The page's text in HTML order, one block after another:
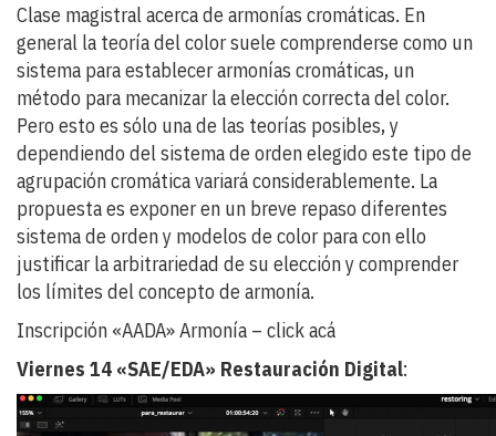
Clase magistral acerca de armonías cromáticas. En
general la teoría del color suele comprenderse como un
sistema para establecer armonías cromáticas, un
método para mecanizar la elección correcta del color.
Pero esto es sólo una de las teorías posibles, y
dependiendo del sistema de orden elegido este tipo de
agrupación cromática variará considerablemente. La
propuesta es exponer en un breve repaso diferentes
sistema de orden y modelos de color para con ello
justificar la arbitrariedad de su elección y comprender
los límites del concepto de armonía.
Inscripción «AADA» Armonía – click acá
Viernes 14 «SAE/EDA» Restauración Digital: